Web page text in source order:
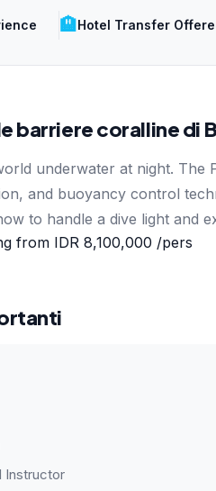
🏨Hotel Transfer
barriere coralline di
underwater at night. The
and buoyancy control
to handle a dive light and
from IDR 8,100,000 /pers
Instructor